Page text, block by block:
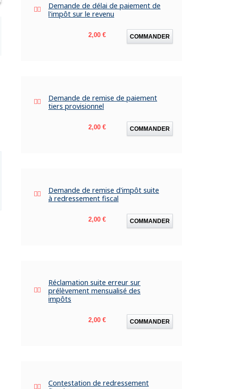
Demande de délai de paiement de
l'impôt sur le revenu
Prix
2,00 € COMMANDER
Demande de remise de paiement
tiers provisionnel
Prix
2,00 € COMMANDER
Demande de remise d'impôt suite
à redressement fiscal
Prix
2,00 € COMMANDER
Réclamation suite erreur sur
prélèvement mensualisé des
impôts
Prix
2,00 € COMMANDER
Contestation de redressement